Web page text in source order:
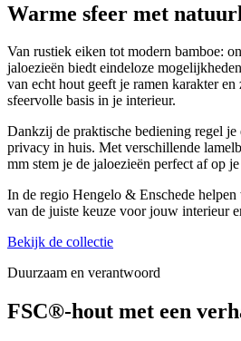
Warme sfeer met
Van rustiek eiken tot modern bamboe:
jaloezieën biedt eindeloze
van echt hout geeft je ramen karakter
sfeervolle basis in je interieur.
Dankzij de praktische bediening regel
privacy in huis. Met verschillende
mm stem je de jaloezieën perfect af op
In de regio Hengelo & Enschede
van de juiste keuze voor jouw interieur
Bekijk de collectie
Duurzaam en verantwoord
FSC®-hout met een